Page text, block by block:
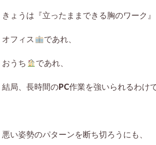
きょうは『立ったままできる胸のワーク』
オフィス であれ、
おうち であれ、
結局、長時間のPC作業を強いられるわけ
悪い姿勢のパターンを断ち切ろうにも、